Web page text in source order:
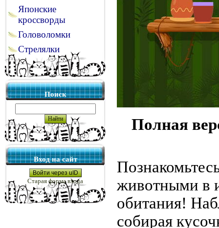
Японские
кроссворды
Головоломки
Стрелялки
Поиск
Вход на сайт
Войти через uID
Старая форма входа
Полная
животными в
обитания!
собирая